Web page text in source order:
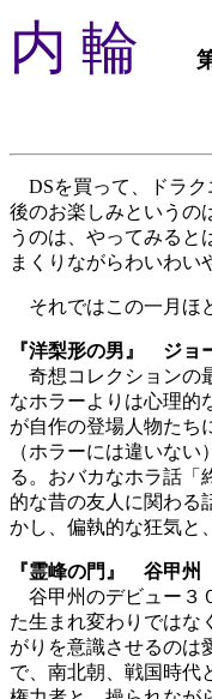
内 輪
DSを買って、ドラク
後のお楽しみというの
うのは、やってみる
まくりながらわいわい
それではこの一月ほ
『洋梨形の男』 ジョ
奇想コレクションの
なホラーよりは心理的
が自作の登場人物たち
（ホラーには違いな
る。おバカなホラ話「
的な昔の友人に関わる
かし、偏執的な狂気と
『霊峰の門』 谷甲州
谷甲州のデビュー３
た生まれ変わりではな
がりを意識させるのは
で、南北朝、戦国時代